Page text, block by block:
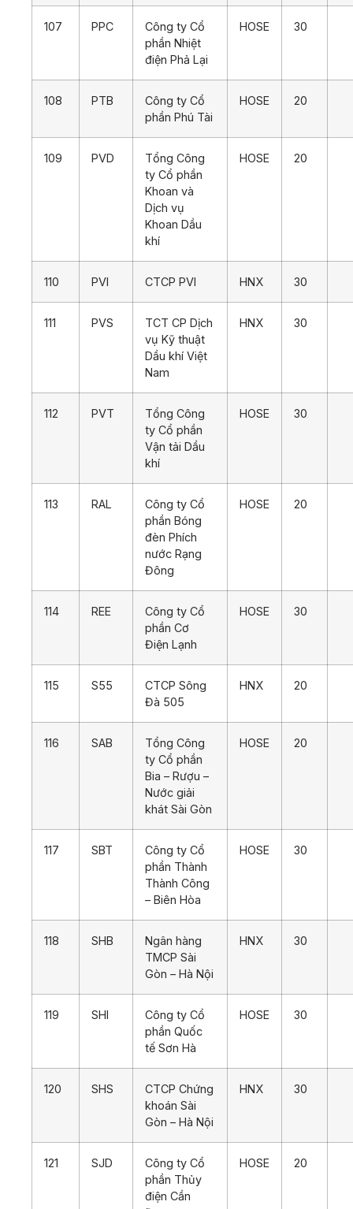
107 PPC
Công ty Cổ
phần Nhiệt
điện Phả Lại
HOSE 30
108 PTB
Công ty Cổ
phần Phú Tài
HOSE 20
109 PVD
Tổng Công
ty Cổ phần
Khoan và
Dịch vụ
Khoan Dầu
khí
HOSE 20
110 PVI CTCP PVI HNX 30
111 PVS
TCT CP Dịch
vụ Kỹ thuật
Dầu khí Việt
Nam
HNX 30
112 PVT
Tổng Công
ty Cổ phần
Vận tải Dầu
khí
HOSE 30
113 RAL
Công ty Cổ
phần Bóng
đèn Phích
nước Rạng
Đông
HOSE 20
114 REE
Công ty Cổ
phần Cơ
Điện Lạnh
HOSE 30
115 S55
CTCP Sông
Đà 505
HNX 20
116 SAB
Tổng Công
ty Cổ phần
Bia – Rượu –
Nước giải
khát Sài Gòn
HOSE 20
117 SBT
Công ty Cổ
phần Thành
Thành Công
– Biên Hòa
HOSE 30
118 SHB
Ngân hàng
TMCP Sài
Gòn – Hà Nội
HNX 30
119 SHI
Công ty Cổ
phần Quốc
tế Sơn Hà
HOSE 30
120 SHS
CTCP Chứng
khoán Sài
Gòn – Hà Nội
HNX 30
121 SJD
Công ty Cổ
phần Thủy
điện Cần
HOSE 20